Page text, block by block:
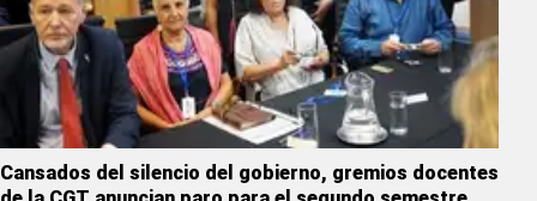
Cansados del silencio del gobierno, gremios docentes